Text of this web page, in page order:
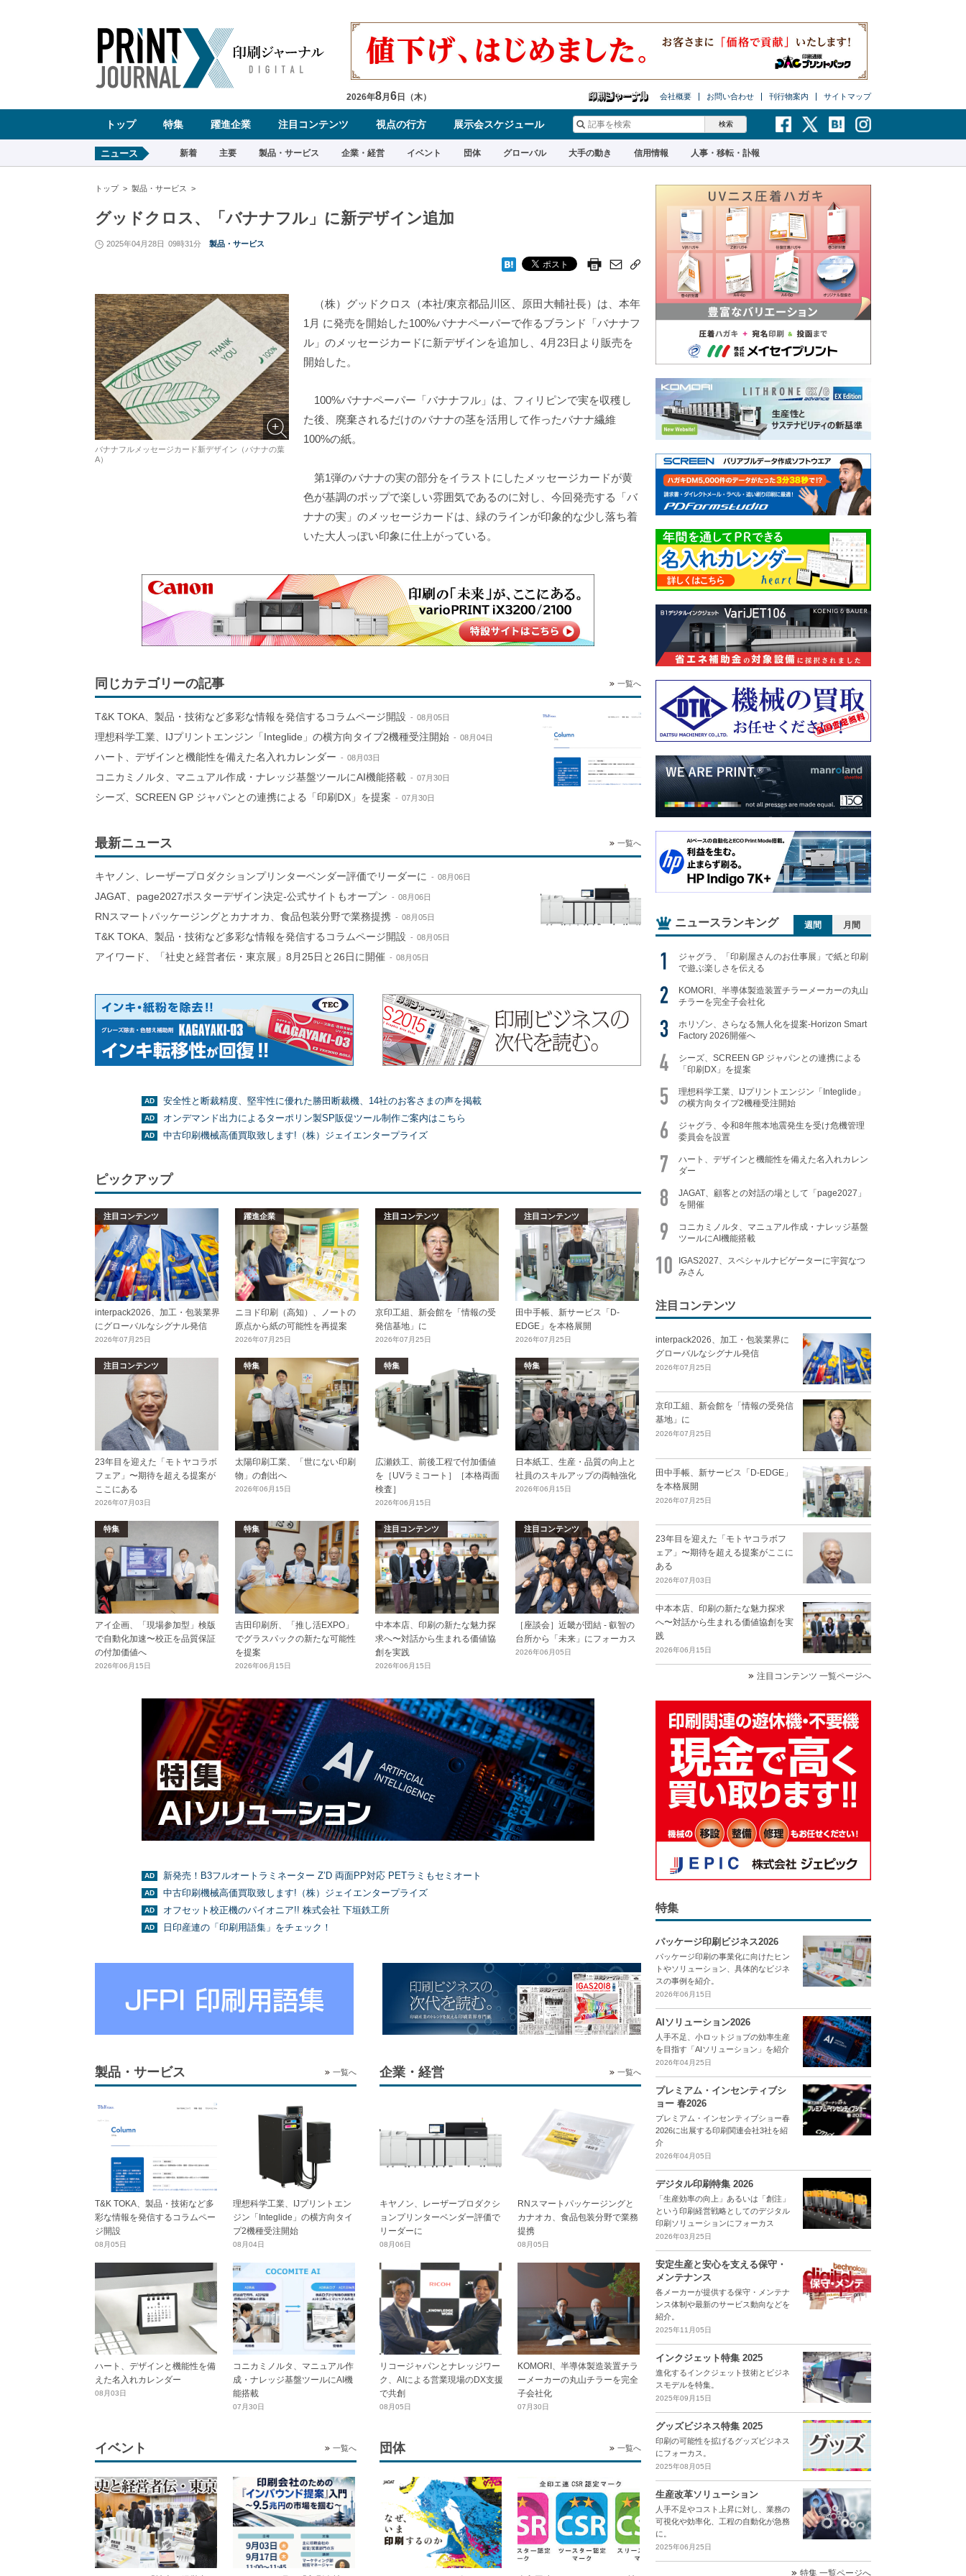
ア
ゲ
ン
2026年8月 6 日（木） 会社概要 お問い合わせ 刊行物案内 サイトマップ
トップ 特集 躍進企業 注目コンテンツ 視点の行方 展示会スケジュール
ニュース 新着 主要 製品・サービス 企業・経営 イベント 団体 グローバル 大手の動き 信用情報 人事・移転・訃報
トップ 製品・サービス
グッドクロス、「バナナフル」に新デザイン追加
2025年04月28日 09時31分 製品・サービス
バナナフルメッセージカード新デザイン（バナナの葉
A）
（株）グッドクロス（本社/東京都品川区、原田大輔社長）は、本年
1月 に発売を開始した100%バナナペーパーで作るブランド「バナナフ
ル」のメッセージカードに新デザインを追加し、4月23日より販売を
開始した。
100%バナナペーパー「バナナフル」は、フィリピンで実を収穫し
た後、廃棄されるだけのバナナの茎を活用して作ったバナナ繊維
100%の紙。
第1弾のバナナの実の部分をイラストにしたメッセージカードが黄
色が基調のポップで楽しい雰囲気であるのに対し、今回発売する「バ
ナナの実」のメッセージカードは、緑のラインが印象的な少し落ち着
いた大人っぽい印象に仕上がっている。
同じカテゴリーの記事 一覧へ
T&K TOKA、製品・技術など多彩な情報を発信するコラムページ開設 08月05日
理想科学工業、IJプリントエンジン「Integlide」の横方向タイプ2機種受注開始 08月04日
ハート、デザインと機能性を備えた名入れカレンダー 08月03日
コニカミノルタ、マニュアル作成・ナレッジ基盤ツールにAI機能搭載 07月30日
シーズ、SCREEN GP ジャパンとの連携による「印刷DX」を提案 07月30日
最新ニュース 一覧へ
キヤノン、レーザープロダクションプリンターベンダー評価でリーダーに 08月06日
JAGAT、page2027ポスターデザイン決定-公式サイトもオープン 08月06日
RNスマートパッケージングとカナオカ、食品包装分野で業務提携 08月05日
T&K TOKA、製品・技術など多彩な情報を発信するコラムページ開設 08月05日
アイワード、「社史と経営者伝・東京展」8月25日と26日に開催 08月05日
安全性と断裁精度、堅牢性に優れた勝田断裁機、14社のお客さまの声を掲載
オンデマンド出力によるターポリン製SP販促ツール制作ご案内はこちら
中古印刷機械高価買取致します!（株）ジェイエンタープライズ
ピックアップ
注目コンテンツ
interpack2026、加工・包装業界
にグローバルなシグナル発信
2026年07月25日
躍進企業
ニヨド印刷（高知）、ノートの
原点から紙の可能性を再提案
2026年07月25日
注目コンテンツ
京印工組、新会館を「情報の受
発信基地」に
2026年07月25日
注目コンテンツ
田中手帳、新サービス「D-
EDGE」を本格展開
2026年07月25日
注目コンテンツ
23年目を迎えた「モトヤコラボ
フェア」〜期待を超える提案が
ここにある
2026年07月03日
特集
太陽印刷工業、「世にない印刷
物」の創出へ
2026年06月15日
特集
広瀬鉄工、前後工程で付加価値
を［UVラミコート］［本格両面
検査］
2026年06月15日
特集
日本紙工、生産・品質の向上と
社員のスキルアップの両軸強化
2026年06月15日
特集
アイ企画、「現場参加型」検版
で自動化加速〜校正を品質保証
の付加価値へ
2026年06月15日
特集
吉田印刷所、「推し活EXPO」
でグラスパックの新たな可能性
を提案
2026年06月15日
注目コンテンツ
中本本店、印刷の新たな魅力探
求へ〜対話から生まれる価値協
創を実践
2026年06月15日
注目コンテンツ
［座談会］近畿が団結 - 叡智の
台所から「未来」にフォーカス
2026年06月05日
新発売！B3フルオートラミネーター Z’D 両面PP対応 PETラミもセミオート
中古印刷機械高価買取致します!（株）ジェイエンタープライズ
オフセット校正機のパイオニア!! 株式会社 下垣鉄工所
日印産連の「印刷用語集」をチェック！
製品・サービス 一覧へ
T&K TOKA、製品・技術など多
彩な情報を発信するコラムペー
ジ開設
08月05日
理想科学工業、IJプリントエン
ジン「Integlide」の横方向タイ
プ2機種受注開始
08月04日
ハート、デザインと機能性を備
えた名入れカレンダー
08月03日
コニカミノルタ、マニュアル作
成・ナレッジ基盤ツールにAI機
能搭載
07月30日
企業・経営 一覧へ
キヤノン、レーザープロダクシ
ョンプリンターベンダー評価で
リーダーに
08月06日
RNスマートパッケージングと
カナオカ、食品包装分野で業務
提携
08月05日
リコージャパンとナレッジワー
ク、AIによる営業現場のDX支援
で共創
08月05日
KOMORI、半導体製造装置チラ
ーメーカーの丸山チラーを完全
子会社化
07月30日
イベント 一覧へ 団体 一覧へ
ニュースランキング 週間 月間
ジャグラ、「印刷屋さんのお仕事展」で紙と印刷
で遊ぶ楽しさを伝える
KOMORI、半導体製造装置チラーメーカーの丸山
チラーを完全子会社化
ホリゾン、さらなる無人化を提案-Horizon Smart
Factory 2026開催へ
シーズ、SCREEN GP ジャパンとの連携による
「印刷DX」を提案
理想科学工業、IJプリントエンジン「Integlide」
の横方向タイプ2機種受注開始
ジャグラ、令和8年熊本地震発生を受け危機管理
委員会を設置
ハート、デザインと機能性を備えた名入れカレン
ダー
JAGAT、顧客との対話の場として「page2027」
を開催
コニカミノルタ、マニュアル作成・ナレッジ基盤
ツールにAI機能搭載
IGAS2027、スペシャルナビゲーターに宇賀なつ
みさん
注目コンテンツ
interpack2026、加工・包装業界に
グローバルなシグナル発信
2026年07月25日
京印工組、新会館を「情報の受発信
基地」に
2026年07月25日
田中手帳、新サービス「D-EDGE」
を本格展開
2026年07月25日
23年目を迎えた「モトヤコラボフ
ェア」〜期待を超える提案がここに
ある
2026年07月03日
中本本店、印刷の新たな魅力探求
へ〜対話から生まれる価値協創を実
践
2026年06月15日
注目コンテンツ 一覧ページへ
特集
パッケージ印刷ビジネス2026
パッケージ印刷の事業化に向けたヒン
トやソリューション、具体的なビジネ
スの事例を紹介。
2026年06月15日
AIソリューション2026
人手不足、小ロットジョブの効率生産
を目指す「AIソリューション」を紹介
2026年04月25日
プレミアム・インセンティブシ
ョー 春2026
プレミアム・インセンティブショー春
2026に出展する印刷関連会社3社を紹
介
2026年04月05日
デジタル印刷特集 2026
「生産効率の向上」あるいは「創注」
という印刷経営戦略としてのデジタル
印刷ソリューションにフォーカス
2026年03月25日
安定生産と安心を支える保守・
メンテナンス
各メーカーが提供する保守・メンテナ
ンス体制や最新のサービス動向などを
紹介。
2025年11月05日
インクジェット特集 2025
進化するインクジェット技術とビジネ
スモデルを特集。
2025年09月15日
グッズビジネス特集 2025
印刷の可能性を拡げるグッズビジネス
にフォーカス。
2025年08月05日
生産改革ソリューション
人手不足やコスト上昇に対し、業務の
可視化や効率化、工程の自動化が急務
に。
2025年06月25日
特集 一覧ページへ